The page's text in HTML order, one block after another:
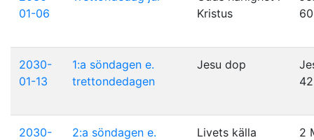
01-06
Kristus
2030-
01-13
1:a söndagen e.
trettondedagen
Jesu dop
2030-
2:a söndagen e.
Livets källa
2